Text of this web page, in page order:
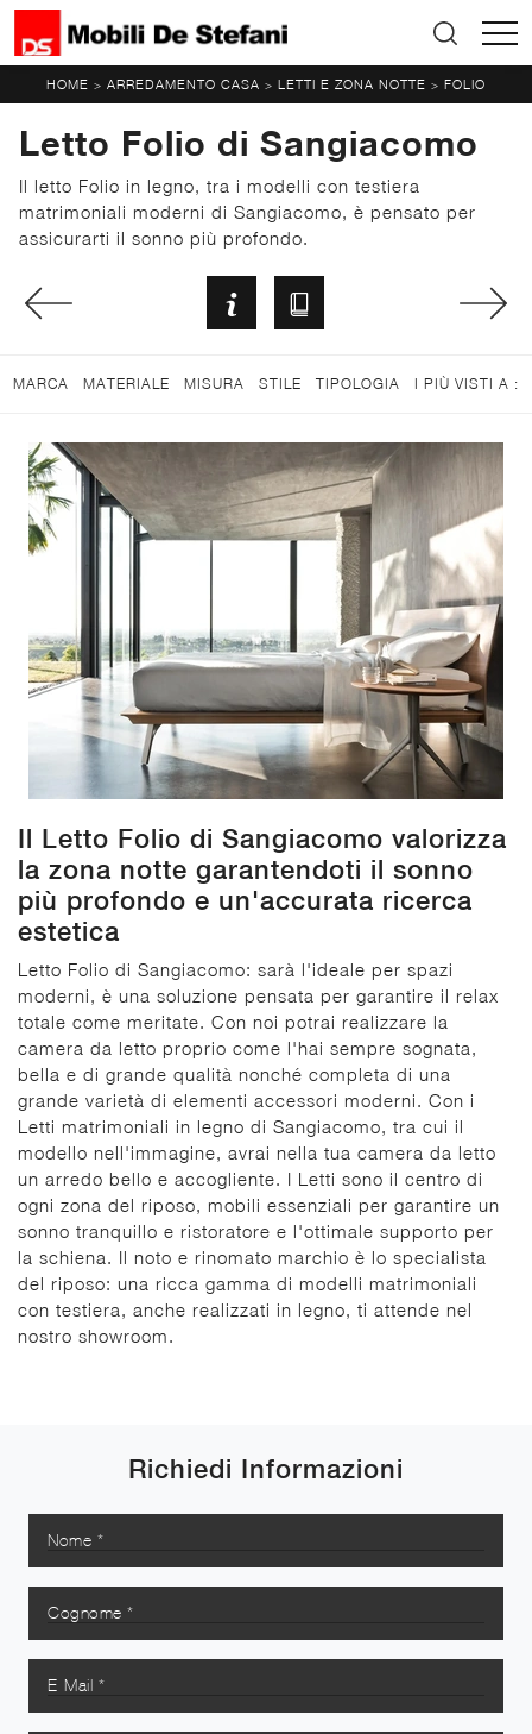
HOME > ARREDAMENTO CASA > LETTI E ZONA NOTTE > FOLIO
Letto Folio di Sangiacomo
Il letto Folio in legno, tra i modelli con testiera
matrimoniali moderni di Sangiacomo, è pensato per
assicurarti il sonno più profondo.
MARCA MATERIALE MISURA STILE TIPOLOGIA I PIÙ VISTI A :
Il Letto Folio di Sangiacomo valorizza
la zona notte garantendoti il sonno
più profondo e un'accurata ricerca
estetica
Letto Folio di Sangiacomo: sarà l'ideale per spazi
moderni, è una soluzione pensata per garantire il relax
totale come meritate. Con noi potrai realizzare la
camera da letto proprio come l'hai sempre sognata,
bella e di grande qualità nonché completa di una
grande varietà di elementi accessori moderni. Con i
Letti matrimoniali in legno di Sangiacomo, tra cui il
modello nell'immagine, avrai nella tua camera da letto
un arredo bello e accogliente. I Letti sono il centro di
ogni zona del riposo, mobili essenziali per garantire un
sonno tranquillo e ristoratore e l'ottimale supporto per
la schiena. Il noto e rinomato marchio è lo specialista
del riposo: una ricca gamma di modelli matrimoniali
con testiera, anche realizzati in legno, ti attende nel
nostro showroom.
Richiedi Informazioni